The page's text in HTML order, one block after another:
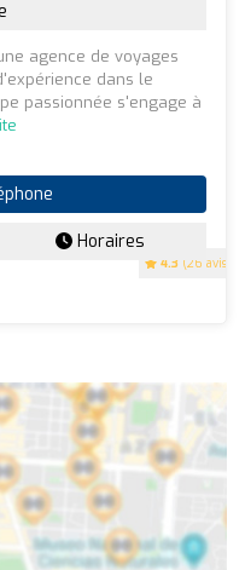
4.3 (26 avis)
agence de voyages
dans le
passionnée s'engage à
Horaires